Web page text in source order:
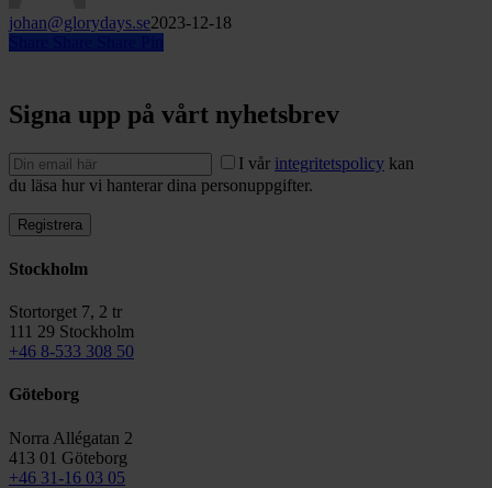
johan@glorydays.se2023-12-18
Signa upp på vårt nyhetsbrev
I vår integritetspolicy kan
du läsa hur vi hanterar dina personuppgifter.
Stockholm
Stortorget 7, 2 tr
111 29 Stockholm
+46 8-533 308 50
Göteborg
Norra Allégatan 2
413 01 Göteborg
+46 31-16 03 05